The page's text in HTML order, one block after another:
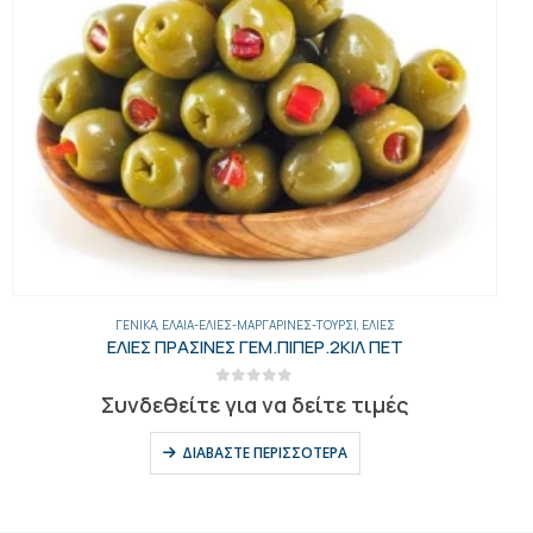
ΓΕΝΙΚΑ, ΈΛΑΙΑ-ΕΛΙΈΣ-ΜΑΡΓΑΡΊΝΕΣ-ΤΟΥΡΣΊ, ΕΛΙΈΣ
ΕΛΙΕΣ ΠΡΑΣΙΝΕΣ ΓΕΜ.ΠΙΠΕΡ.2ΚΙΛ ΠΕΤ
Συνδεθείτε για να δείτε τιμές
ΔΙΑΒΆΣΤΕ ΠΕΡΙΣΣΌΤΕΡΑ